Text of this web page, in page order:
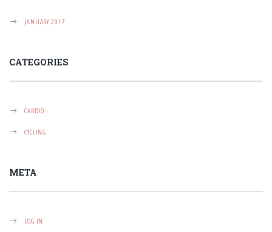
JANUARY 2017
CATEGORIES
CARDIO
CYCLING
META
LOG IN